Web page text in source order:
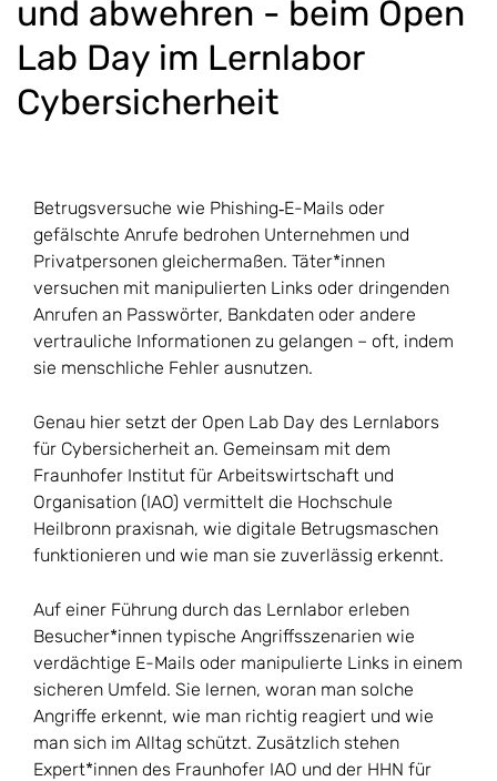
und abwehren - beim Open
Lab Day im Lernlabor
Cybersicherheit
Betrugsversuche wie Phishing‑E-Mails oder
gefälschte Anrufe bedrohen Unternehmen und
Privatpersonen gleichermaßen. Täter*innen
versuchen mit manipulierten Links oder dringenden
Anrufen an Passwörter, Bankdaten oder andere
vertrauliche Informationen zu gelangen – oft, indem
sie menschliche Fehler ausnutzen.
Genau hier setzt der Open Lab Day des Lernlabors
für Cybersicherheit an. Gemeinsam mit dem
Fraunhofer Institut für Arbeitswirtschaft und
Organisation (IAO) vermittelt die Hochschule
Heilbronn praxisnah, wie digitale Betrugsmaschen
funktionieren und wie man sie zuverlässig erkennt.
Auf einer Führung durch das Lernlabor erleben
Besucher*innen typische Angriffsszenarien wie
verdächtige E-Mails oder manipulierte Links in einem
sicheren Umfeld. Sie lernen, woran man solche
Angriffe erkennt, wie man richtig reagiert und wie
man sich im Alltag schützt. Zusätzlich stehen
Expert*innen des Fraunhofer IAO und der HHN für